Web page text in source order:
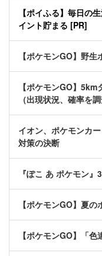
【ポイふる】毎日の
イント貯まる [PR]
【ポケモンGO】野
【ポケモンGO】
（出現状況、確率を
イオン、ポケモンカ
対策の決断
『ぽこ あ ポケモン』
【ポケモンGO】夏
【ポケモンGO】「